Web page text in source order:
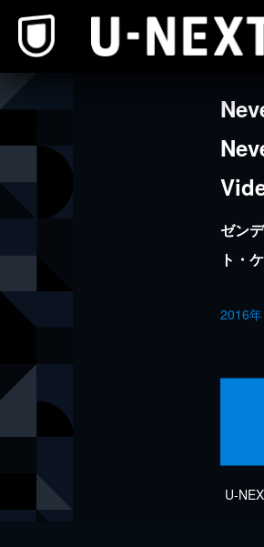
ゼン
ト・
2016年
U-